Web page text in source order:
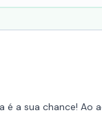
é a sua chance!